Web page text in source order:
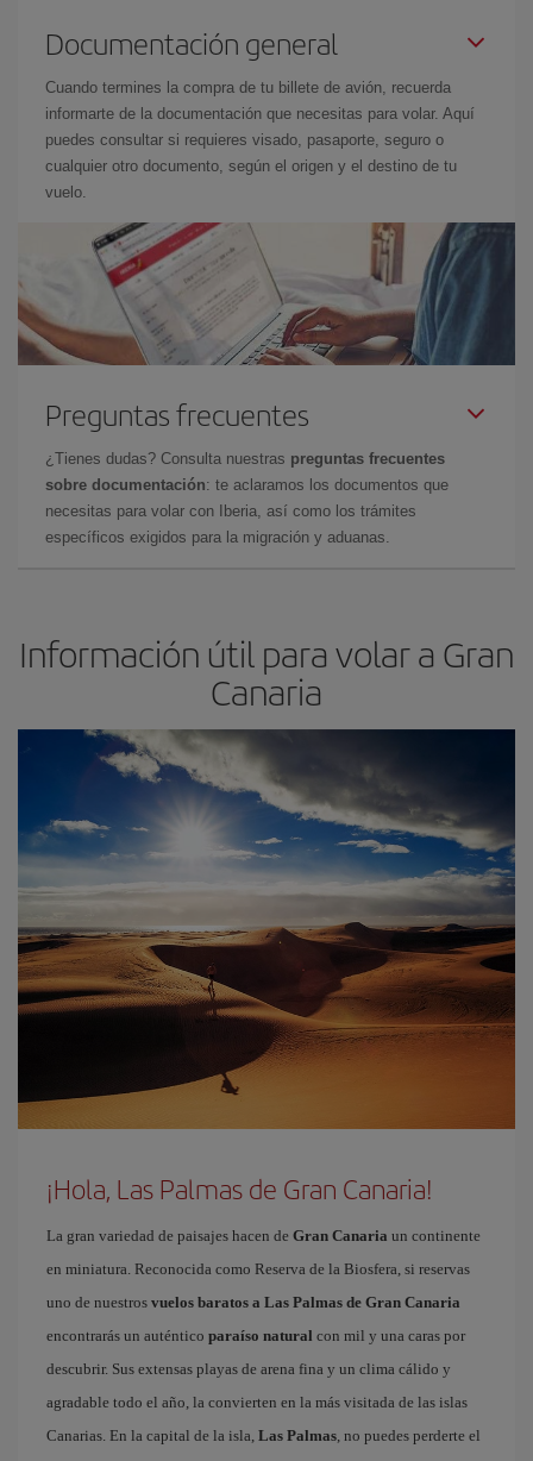
Documentación general
Cuando termines la compra de tu billete de avión, recuerda
informarte de la documentación que necesitas para volar. Aquí
puedes consultar si requieres visado, pasaporte, seguro o
cualquier otro documento, según el origen y el destino de tu
vuelo.
Preguntas frecuentes
¿Tienes dudas? Consulta nuestras preguntas frecuentes
sobre documentación: te aclaramos los documentos que
necesitas para volar con Iberia, así como los trámites
específicos exigidos para la migración y aduanas.
Información útil para volar a Gran
Canaria
¡Hola, Las Palmas de Gran Canaria!
La gran variedad de paisajes hacen de Gran Canaria un continente
en miniatura. Reconocida como Reserva de la Biosfera, si reservas
uno de nuestros vuelos baratos a Las Palmas de Gran Canaria
encontrarás un auténtico paraíso natural con mil y una caras por
descubrir. Sus extensas playas de arena fina y un clima cálido y
agradable todo el año, la convierten en la más visitada de las islas
Canarias. En la capital de la isla, Las Palmas , no puedes perderte el